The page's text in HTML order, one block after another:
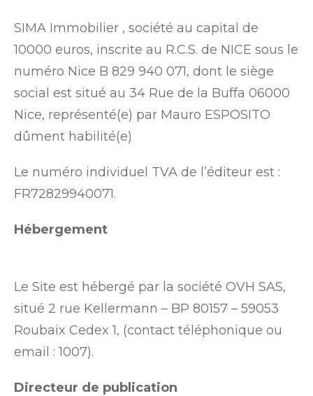
SIMA Immobilier , société au capital de
10000 euros, inscrite au R.C.S. de NICE sous le
numéro Nice B 829 940 071, dont le siège
social est situé au 34 Rue de la Buffa 06000
Nice, représenté(e) par Mauro ESPOSITO
dûment habilité(e)
Le numéro individuel TVA de l’éditeur est :
FR72829940071.
Hébergement
Le Site est hébergé par la société OVH SAS,
situé 2 rue Kellermann – BP 80157 – 59053
Roubaix Cedex 1, (contact téléphonique ou
email : 1007).
Directeur de publication